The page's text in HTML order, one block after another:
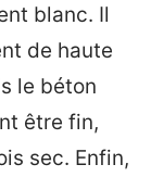
blanc. Il
de haute
le béton
être fin,
sec. Enfin,